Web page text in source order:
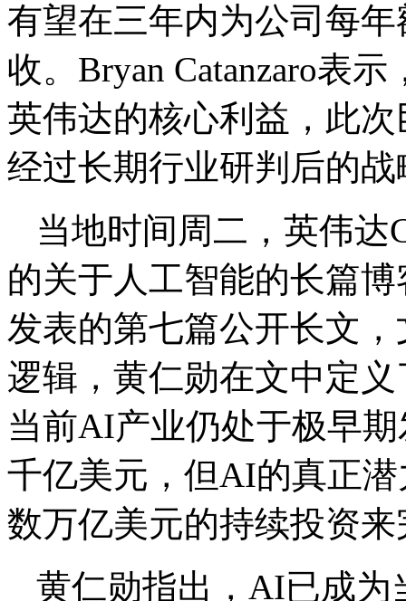
有望在三年内为公司每
收。Bryan Catanzaro表
英伟达的核心利益，此
经过长期行业研判后的
当地时间周二，英伟达
的关于人工智能的长篇
发表的第七篇公开长文
逻辑，黄仁勋在文中定
当前AI产业仍处于极早
千亿美元，但AI的真正
数万亿美元的持续投资
黄仁勋指出，AI已成为